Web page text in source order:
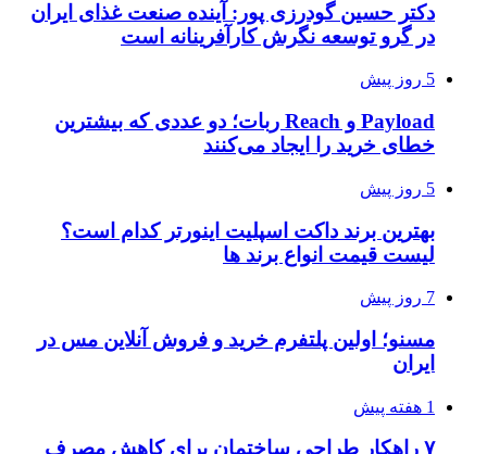
دکتر حسین گودرزی پور: آینده صنعت غذای ایران
در گرو توسعه نگرش کارآفرینانه است
5 روز پیش
Payload و Reach ربات؛ دو عددی که بیشترین
خطای خرید را ایجاد می‌کنند
5 روز پیش
بهترین برند داکت اسپلیت اینورتر کدام است؟
لیست قیمت انواع برند ها
7 روز پیش
مسنو؛ اولین پلتفرم خرید و فروش آنلاین مس در
ایران
1 هفته پیش
۷ راهکار طراحی ساختمان برای کاهش مصرف